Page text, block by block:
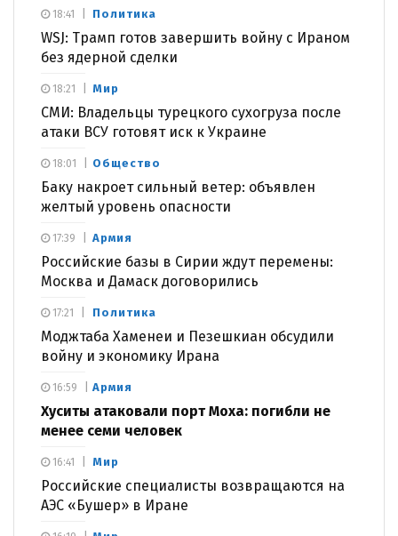
Политика
WSJ: Трамп готов завершить войну с Ираном
без ядерной сделки
18:41
Мир
СМИ: Владельцы турецкого сухогруза после
атаки ВСУ готовят иск к Украине
18:21
Общество
Баку накроет сильный ветер: объявлен
желтый уровень опасности
18:01
Армия
Российские базы в Сирии ждут перемены:
Москва и Дамаск договорились
17:39
Политика
Моджтаба Хаменеи и Пезешкиан обсудили
войну и экономику Ирана
17:21
Армия
Хуситы атаковали порт Моха: погибли не
менее семи человек
16:59
Мир
Российские специалисты возвращаются на
АЭС «Бушер» в Иране
16:41